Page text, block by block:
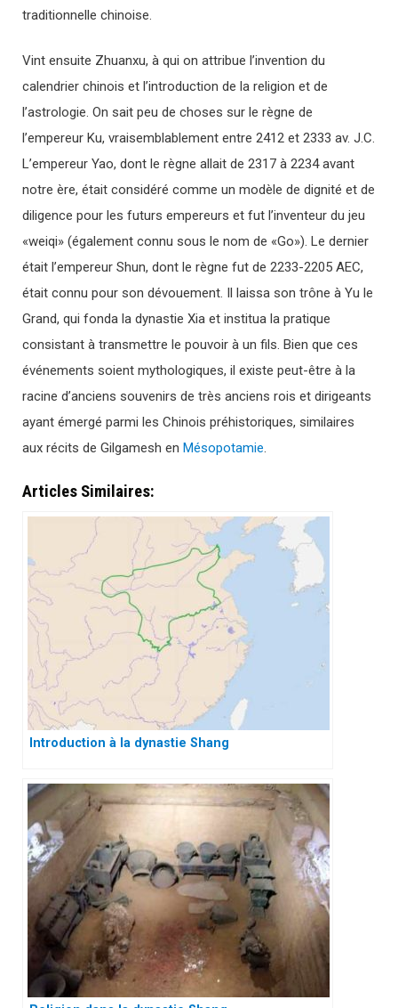
traditionnelle chinoise.
Vint ensuite Zhuanxu, à qui on attribue l’invention du
calendrier chinois et l’introduction de la religion et de
l’astrologie. On sait peu de choses sur le règne de
l’empereur Ku, vraisemblablement entre 2412 et 2333 av. J.C.
L’empereur Yao, dont le règne allait de 2317 à 2234 avant
notre ère, était considéré comme un modèle de dignité et de
diligence pour les futurs empereurs et fut l’inventeur du jeu
«weiqi» (également connu sous le nom de «Go»). Le dernier
était l’empereur Shun, dont le règne fut de 2233-2205 AEC,
était connu pour son dévouement. Il laissa son trône à Yu le
Grand, qui fonda la dynastie Xia et institua la pratique
consistant à transmettre le pouvoir à un fils. Bien que ces
événements soient mythologiques, il existe peut-être à la
racine d’anciens souvenirs de très anciens rois et dirigeants
ayant émergé parmi les Chinois préhistoriques, similaires
aux récits de Gilgamesh en Mésopotamie.
Articles Similaires:
Introduction à la dynastie Shang